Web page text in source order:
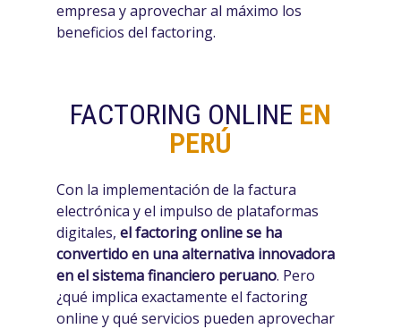
empresa y aprovechar al máximo los
beneficios del factoring.
FACTORING ONLINE EN
PERÚ
Con la implementación de la factura
electrónica y el impulso de plataformas
digitales, el factoring online se ha
convertido en una alternativa innovadora
en el sistema financiero peruano. Pero
¿qué implica exactamente el factoring
online y qué servicios pueden aprovechar